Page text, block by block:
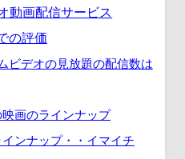
動画配信サービス
の評価
ビデオの見放題の配信数は
画のラインナップ
ンナップ・・イマイチ